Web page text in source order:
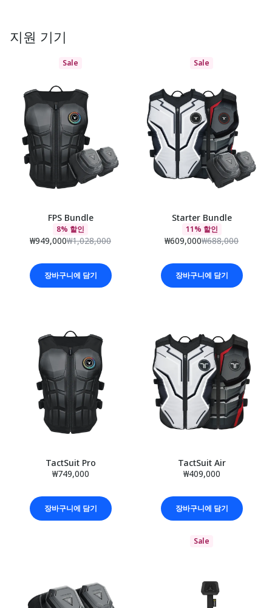
지원 기기
Sale
FPS Bundle
8% 할인
₩949,000₩1,028,000
장바구니에 담기
Sale
Starter Bundle
11% 할인
₩609,000₩688,000
장바구니에 담기
TactSuit Pro
₩749,000
장바구니에 담기
TactSuit Air
₩409,000
장바구니에 담기
Sale